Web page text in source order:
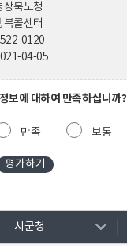
상북도청
복콜센터
0120
04-05
보에 대하여 만족하십니까?
만족 보통
시군청